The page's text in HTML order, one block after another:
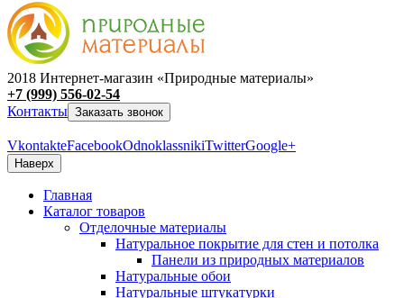
2018 Интернет-магазин «Природные материалы»
+7 (999) 556-02-54
Контакты Заказать звонок
VkontakteFacebookOdnoklassnikiTwitterGoogle+
Наверх
Главная
Каталог товаров
Отделочные материалы
Натуральное покрытие для стен и потолка
Панели из природных материалов
Натуральные обои
Натуральные штукатурки